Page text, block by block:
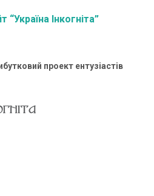
“Україна Інкогніта”
проект ентузіастів